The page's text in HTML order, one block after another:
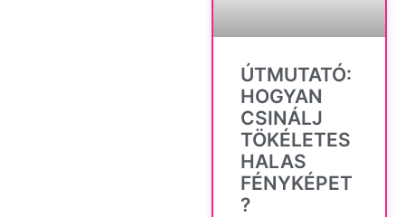
ÚTMUTATÓ:
HOGYAN
CSINÁLJ
TÖKÉLETES
HALAS
FÉNYKÉPET
?